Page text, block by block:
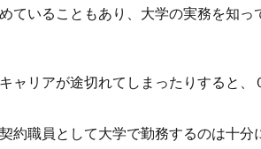
ていることもあり、大学の実務を知っ
ャリアが途切れてしまったりすると、
約職員として大学で勤務するのは十分